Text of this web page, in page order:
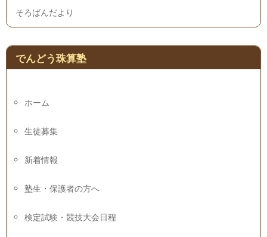
そろばんだより
でんどう珠算塾
ホーム
生徒募集
新着情報
塾生・保護者の方へ
検定試験・競技大会日程